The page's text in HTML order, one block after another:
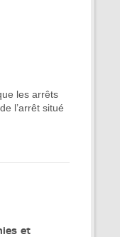
les arrêts
l’arrêt situé
et